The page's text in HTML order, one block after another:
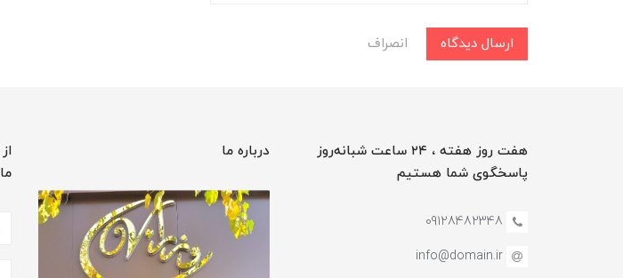
ارسال دیدگاه انصراف
هفت روز هفته ، ۲۴ ساعت شبانه‌روز
پاسخگوی شما هستیم
09128482348
info@domain.ir
درباره ما